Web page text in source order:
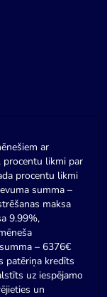
ar
likmi par
procentu likmi
summa –
maksa
9.99%,
– 6376€
patēriņa kredīts
uz iespējamo
un